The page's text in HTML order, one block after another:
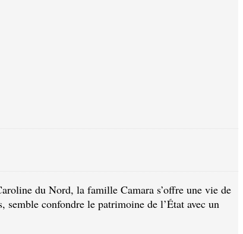
du Nord, la famille Camara s’offre une vie de
confondre le patrimoine de l’État avec un